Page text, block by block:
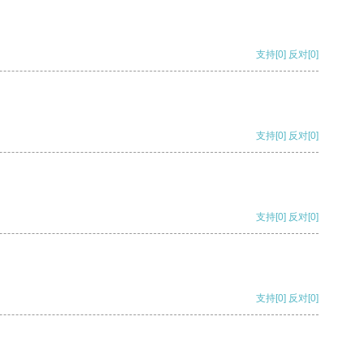
支持[0] 反对[0]
支持[0] 反对[0]
支持[0] 反对[0]
支持[0] 反对[0]